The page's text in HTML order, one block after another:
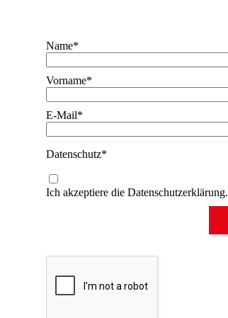
Name*
Vorname*
E-Mail*
Datenschutz*
Ich akzeptiere die Datenschutzerklärung.